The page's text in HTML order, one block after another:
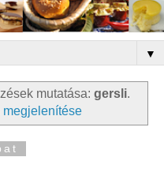
▼
mutatása: gersli.
megjelenítése